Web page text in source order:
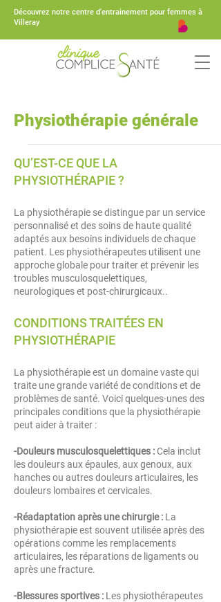
Découvrez notre centre d'entrainement pour femmes à
Villeray
Physiothérapie générale
QU’EST-CE QUE LA
PHYSIOTHÉRAPIE ?
La physiothérapie se distingue par un service
personnalisé et des soins de haute qualité
adaptés aux besoins individuels de chaque
patient. Les physiothérapeutes utilisent une
approche globale pour traiter et prévenir les
troubles musculosquelettiques,
neurologiques et post-chirurgicaux..
CONDITIONS TRAITÉES EN
PHYSIOTHÉRAPIE
La physiothérapie est un domaine vaste qui
traite une grande variété de conditions et de
problèmes de santé. Voici quelques-unes des
principales conditions que la physiothérapie
peut aider à traiter :
-Douleurs musculosquelettiques :Cela inclut
les douleurs aux épaules, aux genoux, aux
hanches ou autres douleurs articulaires, les
douleurs lombaires et cervicales.
-Réadaptation après une chirurgie : La
physiothérapie est souvent utilisée après des
opérations comme les remplacements
articulaires, les réparations de ligaments ou
après une fracture.
-Blessures sportives : Les physiothérapeutes